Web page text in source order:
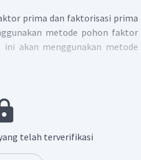
prima dan faktorisasi prima
metode pohon faktor
akan menggunakan metode
telah terverifikasi